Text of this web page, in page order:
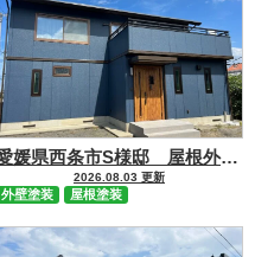
愛媛県西条市S様邸 屋根外壁塗装工事 施工事例
2026.08.03 更新
外壁塗装 屋根塗装